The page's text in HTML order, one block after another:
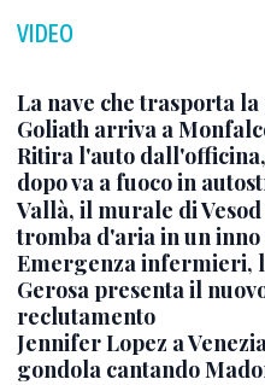
VIDEO
La nave che trasporta
Goliath arriva a
Ritira l'auto
dopo va a fuoco in
Vallà, il murale di
tromba d'aria in un
Emergenza infermieri,
Gerosa presenta il
reclutamento
Jennifer Lopez a
gondola cantando